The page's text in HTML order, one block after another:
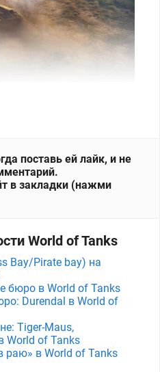
поставь ей лайк, и не
в закладки (нажми
World of Tanks
Bay/Pirate bay) на
бюро в World of Tanks
Durendal в World of
Tiger-Maus,
World of Tanks
раю» в World of Tanks